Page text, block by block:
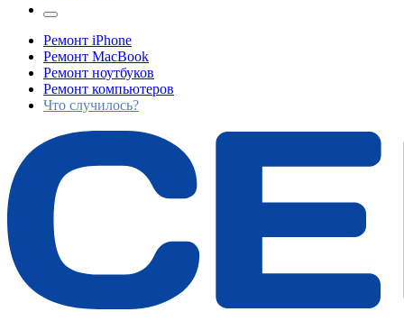
Ремонт iPhone
Ремонт MacBook
Ремонт ноутбуков
Ремонт компьютеров
Что случилось?